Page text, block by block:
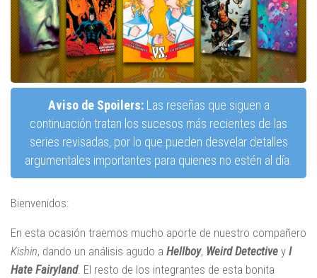
Aviso de Spoilers:Las reseñas que siguen a
continuación tratan los sucesos más recientes de las
series revisadas, por lo que pueden desvelar detalles
argumentales importantes para quienes no estén al día.
Bienvenidos:
En esta ocasión traemos mucho aporte de nuestro compañero
Kishin, dando un análisis agudo a Hellboy, Weird Detective y I
Hate Fairyland. El resto de los integrantes de esta bonita